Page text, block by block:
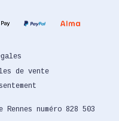
Rennes numéro 828 503
de vente